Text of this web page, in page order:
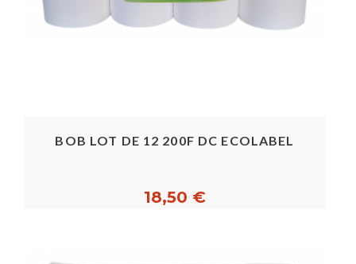
BOB LOT DE 12 200F DC ECOLABEL
18,50 €